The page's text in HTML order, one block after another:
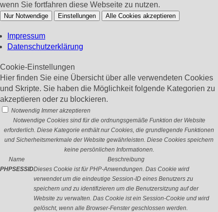
wenn Sie fortfahren diese Webseite zu nutzen.
Nur Notwendige Einstellungen Alle Cookies akzeptieren
Impressum
Datenschutzerklärung
Cookie-Einstellungen
Hier finden Sie eine Übersicht über alle verwendeten Cookies
und Skripte. Sie haben die Möglichkeit folgende Kategorien zu
akzeptieren oder zu blockieren.
Notwendig Immer akzeptieren
Notwendige Cookies sind für die ordnungsgemäße Funktion der Website
erforderlich. Diese Kategorie enthält nur Cookies, die grundlegende Funktionen
und Sicherheitsmerkmale der Website gewährleisten. Diese Cookies speichern
keine persönlichen Informationen.
Name
Beschreibung
PHPSESSIDDieses Cookie ist für PHP-Anwendungen. Das Cookie wird
verwendet um die eindeutige Session-ID eines Benutzers zu
speichern und zu identifizieren um die Benutzersitzung auf der
Website zu verwalten. Das Cookie ist ein Session-Cookie und wird
gelöscht, wenn alle Browser-Fenster geschlossen werden.